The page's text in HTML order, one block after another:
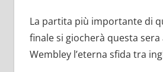
La partita più importante di
finale si giocherà questa sera
Wembley l’eterna sfida tra